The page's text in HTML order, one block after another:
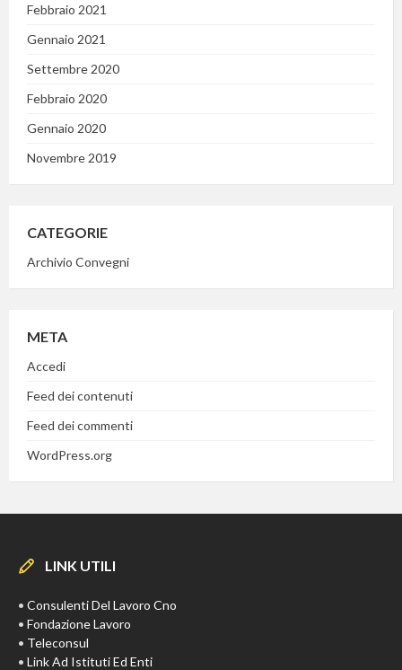
Febbraio 2021
Gennaio 2021
Settembre 2020
Febbraio 2020
Gennaio 2020
Novembre 2019
CATEGORIE
Archivio Convegni
META
Accedi
Feed dei contenuti
Feed dei commenti
WordPress.org
LINK UTILI
• Consulenti Del Lavoro Cno
• Fondazione Lavoro
• Teleconsul
• Link Ad Istituti Ed Enti